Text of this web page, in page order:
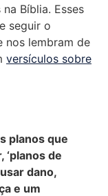
Bíblia. Esses
seguir o
nos lembram de
versículos sobre
planos que
‘planos de
dano,
e um